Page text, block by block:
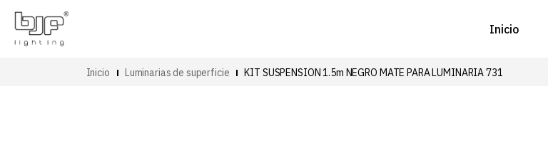
Inicio
Inicio Luminarias de superficie KIT SUSPENSION 1.5m NEGRO MATE PARA LUMINARIA 731